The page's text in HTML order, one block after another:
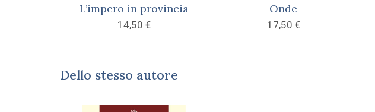
L’impero in provincia
14,50€
Onde
17,50 €
Dello stesso autore